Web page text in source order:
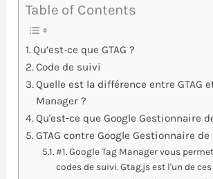
Table of Contents
Qu’est-ce que GTAG ?
Code de suivi
Quelle est la différence entre GTAG
Manager ?
Qu'est-ce que Google Gestionnaire
GTAG contre Google Gestionnaire
#1. Google Tag Manager vous
codes de suivi. Gtag.js est l'un de